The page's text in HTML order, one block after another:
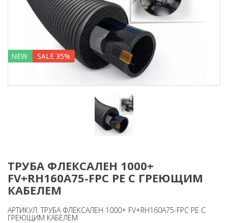
NEW SALE 35%
ТРУБА ФЛЕКСАЛЕН 1000+
FV+RH160A75-FPC PE С ГРЕЮЩИМ
КАБЕЛЕМ
АРТИКУЛ: ТРУБА ФЛЕКСАЛЕН 1000+ FV+RH160A75-FPC PE С
ГРЕЮЩИМ КАБЕЛЕМ